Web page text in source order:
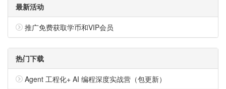
最新活动
推广免费获取学币和VIP会员
热门下载
Agent 工程化+ AI 编程深度实战营（包更新）